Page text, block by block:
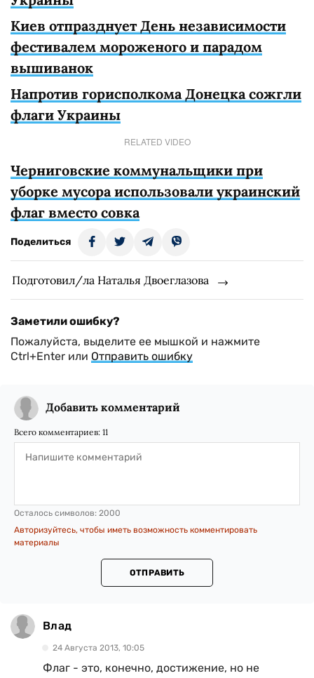
Киев отпразднует День независимости
фестивалем мороженого и парадом
вышиванок
Напротив горисполкома Донецка сожгли
флаги Украины
RELATED VIDEO
Черниговские коммунальщики при
уборке мусора использовали украинский
флаг вместо совка
Поделиться
Подготовил/ла Наталья Двоеглазова
Заметили ошибку?
Пожалуйста, выделите ее мышкой и нажмите
Ctrl+Enter или Отправить ошибку
Добавить комментарий
Всего комментариев: 11
Осталось символов: 2000
Авторизуйтесь, чтобы иметь возможность комментировать
материалы
ОТПРАВИТЬ
Влад
24 Августа 2013, 10:05
Флаг - это, конечно, достижение, но не